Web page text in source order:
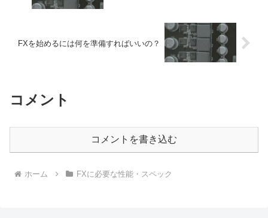
FXを始めるには何を準備すればいいの？
コメント
コメントを書き込む
ホーム FXに必要な性能・スペック